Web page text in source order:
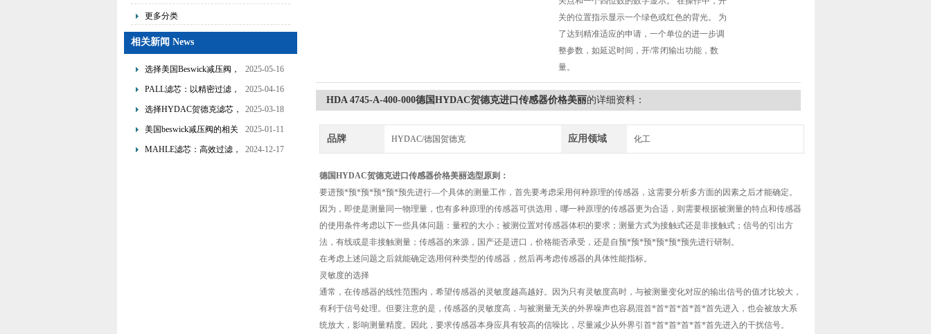
更多分类
相关新闻 News
选择美国Beswick减压阀，
提升流体系统效率
2025-05-16
PALL滤芯：以精密过滤，
为工业流体筑起“隐形安全
2025-04-16
选择HYDAC贺德克滤芯，
享受精准过滤与稳定性能
2025-03-18
美国beswick减压阀的相关
知识
2025-01-11
MAHLE滤芯：高效过滤，
2024-12-17
关的位置指示显示一个绿色或红色的背光。 为
了达到精准适应的申请，一个单位的进一步调
整参数，如延迟时间，开/常闭输出功能，数
量。
HDA 4745-A-400-000德国HYDAC贺德克进口传感器价格美丽的详细资料：
品牌 HYDAC/德国贺德克 应用领域 化工
德国HYDAC贺德克进口传感器价格美丽选型原则：
要进预*预*预*预*预*预先进行—个具体的测量工作，首先要考虑采用何种原理的传感器，这需要分析多方面的因素之后才能确定。
因为，即使是测量同一物理量，也有多种原理的传感器可供选用，哪一种原理的传感器更为合适，则需要根据被测量的特点和传感器
的使用条件考虑以下一些具体问题：量程的大小；被测位置对传感器体积的要求；测量方式为接触式还是非接触式；信号的引出方
法，有线或是非接触测量；传感器的来源，国产还是进口，价格能否承受，还是自预*预*预*预*预*预先进行研制。
在考虑上述问题之后就能确定选用何种类型的传感器，然后再考虑传感器的具体性能指标。
灵敏度的选择
通常，在传感器的线性范围内，希望传感器的灵敏度越高越好。因为只有灵敏度高时，与被测量变化对应的输出信号的值才比较大，
有利于信号处理。但要注意的是，传感器的灵敏度高，与被测量无关的外界噪声也容易混首*首*首*首*首*首先进入，也会被放大系
统放大，影响测量精度。因此，要求传感器本身应具有较高的信噪比，尽量减少从外界引首*首*首*首*首*首先进入的干扰信号。